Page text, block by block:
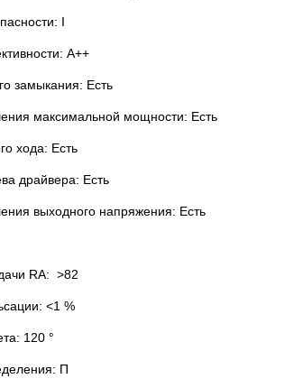
I
А++
замыкания: Есть
максимальной мощности: Есть
хода: Есть
драйвера: Есть
выходного напряжения: Есть
RA: >82
<1 %
120 °
П